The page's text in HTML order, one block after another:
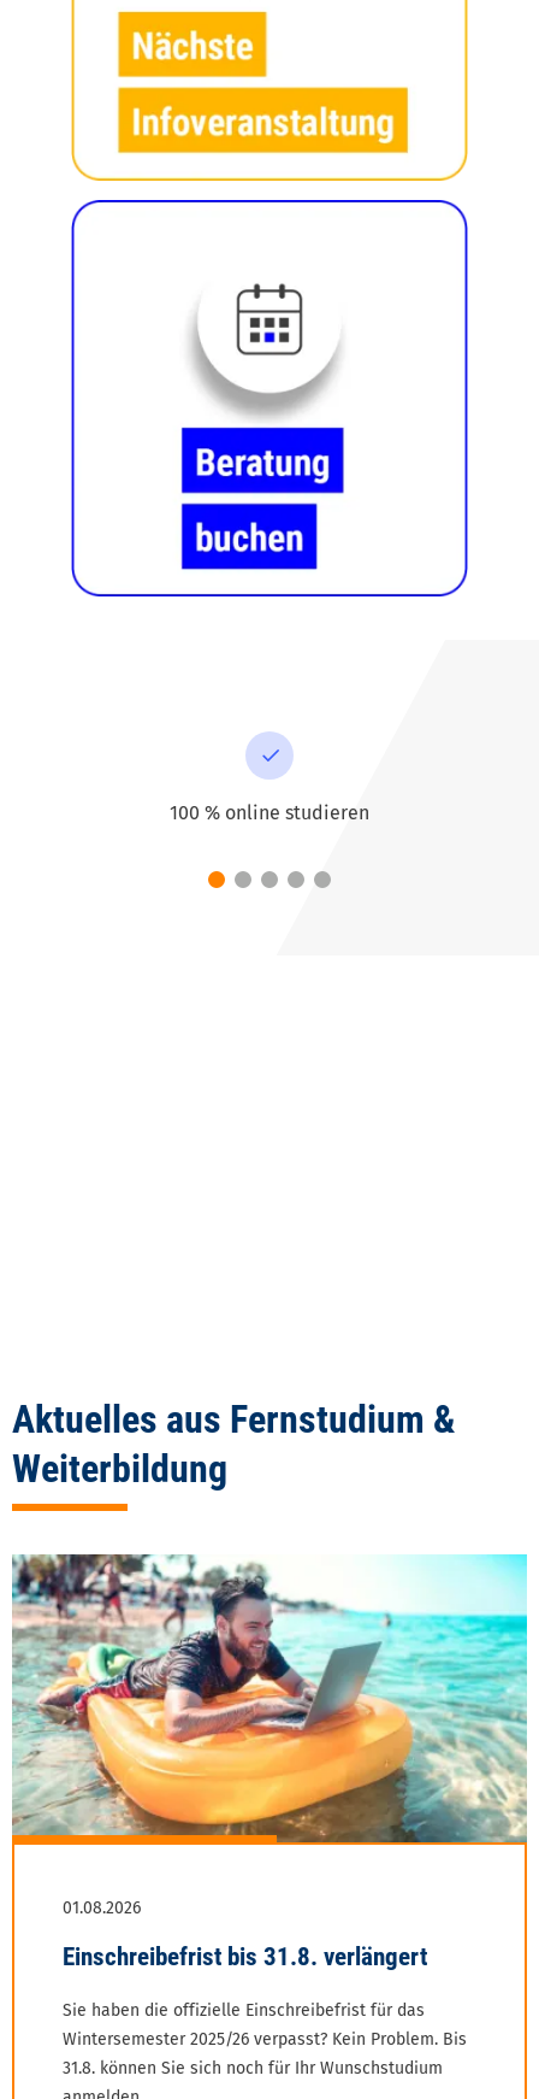
100 % online studieren
Aktuelles aus Fernstudium &
Weiterbildung
Sie haben die offizielle Einschreibefrist für das
Wintersemester 2025/26 verpasst? Kein Problem. Bis
31.8. können Sie sich noch für Ihr Wunschstudium